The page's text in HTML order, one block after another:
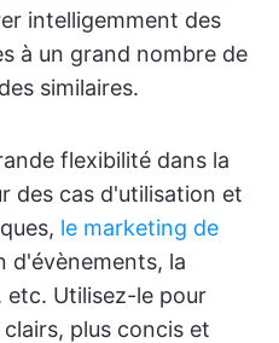
intelligemment des
à un grand nombre de
similaires.
flexibilité dans la
des cas d'utilisation et
le marketing de
d'évènements, la
etc. Utilisez-le pour
plus concis et